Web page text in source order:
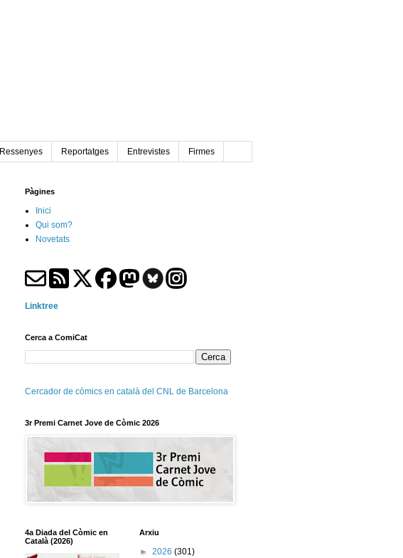
Ressenyes Reportatges Entrevistes Firmes
Pàgines
Inici
Qui som?
Novetats
Linktree
Cerca a ComiCat
Cercador de còmics en català del CNL de Barcelona
3r Premi Carnet Jove de Còmic 2026
4a Diada del Còmic en
Català (2026)
Arxiu
► 2026 (301)